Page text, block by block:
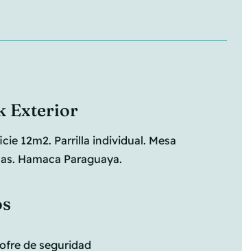
Exterior
12m2. Parrilla individual. Mesa
Hamaca Paraguaya.
de seguridad